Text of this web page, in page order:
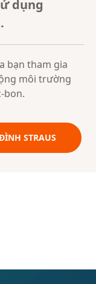
dụng
bạn tham gia
môi trường
bon.
STRAUS